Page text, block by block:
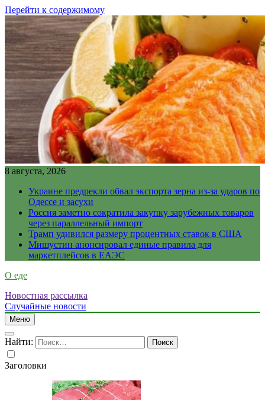
Перейти к содержимому
8 августа, 2026
Украине предрекли обвал экспорта зерна из-за ударов по
Одессе и засухи
Россия заметно сократила закупку зарубежных товаров
через параллельный импорт
Трамп удивился размеру процентных ставок в США
Мишустин анонсировал единые правила для
маркетплейсов в ЕАЭС
О еде
Новостная рассылка
Случайные новости
Меню
Найти:
Заголовки